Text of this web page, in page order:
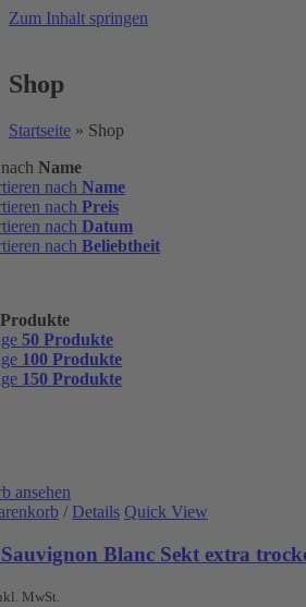
Zum Inhalt springen
Shop
Startseite » Shop
Name
nach Name
nach Preis
nach Datum
nach Beliebtheit
50 Produkte
100 Produkte
150 Produkte
ansehen
/ Details Quick View
Blanc Sekt extra
MwSt.